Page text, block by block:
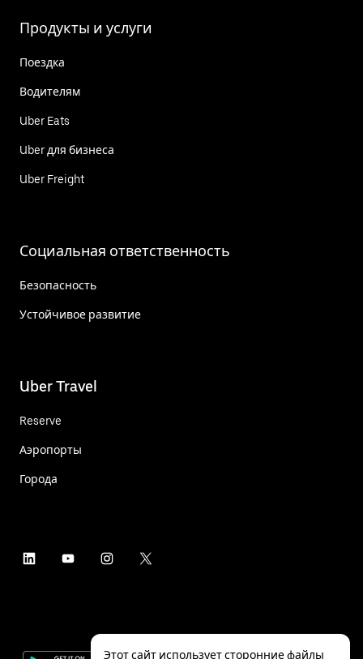
Продукты и услуги
Поездка
Водителям
Uber Eats
Uber для бизнеса
Uber Freight
Социальная ответственность
Безопасность
Устойчивое развитие
Uber Travel
Reserve
Аэропорты
Города
Этот сайт использует сторонние файлы